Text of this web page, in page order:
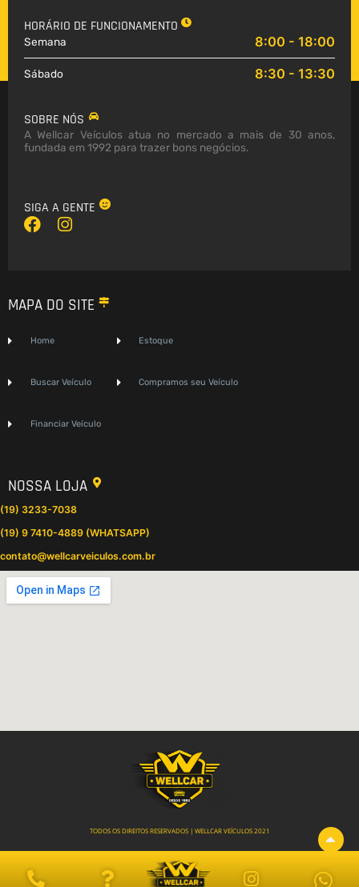
HORÁRIO DE FUNCIONAMENTO
Semana 8:00 - 18:00
Sábado 8:30 - 13:30
SOBRE NÓS
A Wellcar Veículos atua no mercado a mais de 30 anos,
fundada em 1992 para trazer bons negócios.
SIGA A GENTE
F
o
k
I
g
MAPA DO SITE
Home
Buscar Veículo
Financiar Veículo
Estoque
Compramos seu Veículo
NOSSA LOJA
(19) 3233-7038
(19) 9 7410-4889 (WHATSAPP)
contato@wellcarveiculos.com.br
TODOS OS DIREITOS RESERVADOS | WELLCAR VEÍCULOS 2021